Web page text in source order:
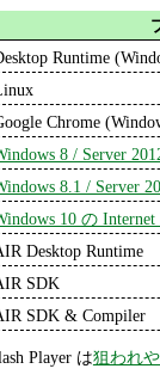
Runtime
Chrome
8 / Server
8.1 / Server
10 の
Desktop Runtime
SDK
SDK & Compiler
Player は狙われ